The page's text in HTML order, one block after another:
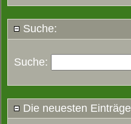
Suche:
Suche:
Die neuesten Einträge